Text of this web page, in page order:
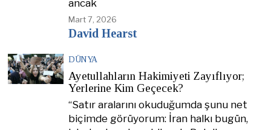
ancak
Mart 7, 2026
David Hearst
DÜNYA
Ayetullahların Hakimiyeti Zayıflıyor;
Yerlerine Kim Geçecek?
“Satır aralarını okuduğumda şunu net
biçimde görüyorum: İran halkı bugün,